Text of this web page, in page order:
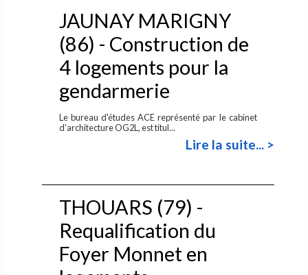
JAUNAY MARIGNY
(86) - Construction de
4 logements pour la
gendarmerie
Le bureau d'études ACE représenté par le cabinet
d’architecture OG2L, est titul...
Lire la suite... >
THOUARS (79) -
Requalification du
Foyer Monnet en